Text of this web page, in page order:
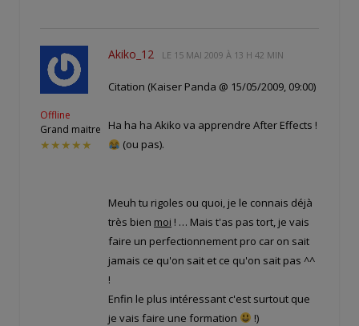
Offline
Grand maitre
★★★★★
Akiko_12 LE 15 MAI 2009 À 13 H 42 MIN
Citation (Kaiser Panda @ 15/05/2009, 09:00)
Ha ha ha Akiko va apprendre After Effects !
(ou pas).
Meuh tu rigoles ou quoi, je le connais déjà
très bien moi ! … Mais t'as pas tort, je vais
faire un perfectionnement pro car on sait
jamais ce qu'on sait et ce qu'on sait pas ^^
!
Enfin le plus intéressant c'est surtout que
je vais faire une formation
!)